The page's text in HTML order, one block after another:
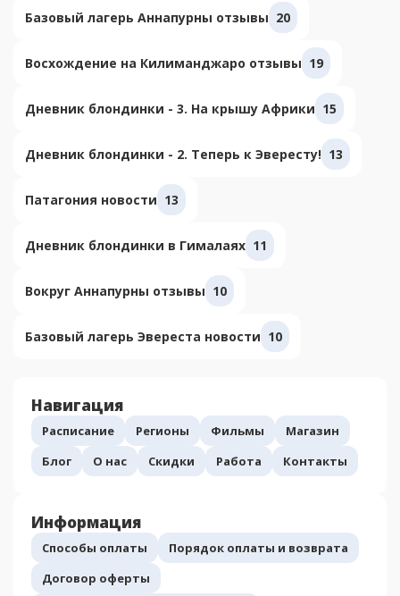
Базовый лагерь Аннапурны отзывы 20
Восхождение на Килиманджаро отзывы 19
Дневник блондинки - 3. На крышу Африки 15
Дневник блондинки - 2. Теперь к Эвересту! 13
Патагония новости 13
Дневник блондинки в Гималаях 11
Вокруг Аннапурны отзывы 10
Базовый лагерь Эвереста новости 10
Навигация
Расписание Регионы Фильмы
Магазин
Блог
О нас Скидки Работа Контакты
Информация
Способы оплаты
Порядок оплаты и возврата
Договор оферты